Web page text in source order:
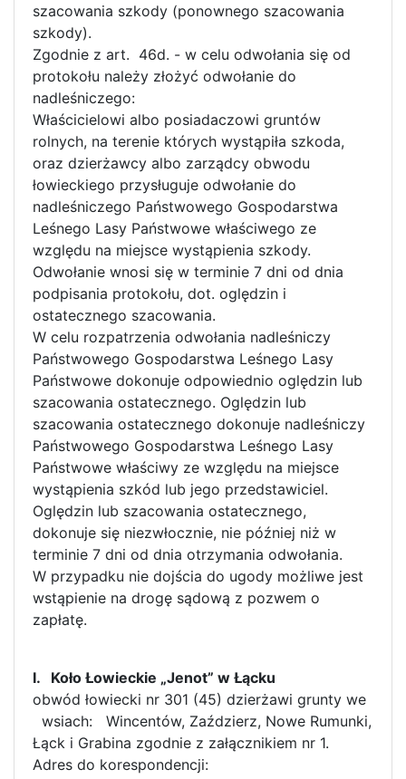
szacowania szkody (ponownego szacowania
szkody).
Zgodnie z art. 46d. - w celu odwołania się od
protokołu należy złożyć odwołanie do
nadleśniczego:
Właścicielowi albo posiadaczowi gruntów
rolnych, na terenie których wystąpiła szkoda,
oraz dzierżawcy albo zarządcy obwodu
łowieckiego przysługuje odwołanie do
nadleśniczego Państwowego Gospodarstwa
Leśnego Lasy Państwowe właściwego ze
względu na miejsce wystąpienia szkody.
Odwołanie wnosi się w terminie 7 dni od dnia
podpisania protokołu, dot. oględzin i
ostatecznego szacowania.
W celu rozpatrzenia odwołania nadleśniczy
Państwowego Gospodarstwa Leśnego Lasy
Państwowe dokonuje odpowiednio oględzin lub
szacowania ostatecznego. Oględzin lub
szacowania ostatecznego dokonuje nadleśniczy
Państwowego Gospodarstwa Leśnego Lasy
Państwowe właściwy ze względu na miejsce
wystąpienia szkód lub jego przedstawiciel.
Oględzin lub szacowania ostatecznego,
dokonuje się niezwłocznie, nie później niż w
terminie 7 dni od dnia otrzymania odwołania.
W przypadku nie dojścia do ugody możliwe jest
wstąpienie na drogę sądową z pozwem o
zapłatę.
I. Koło Łowieckie „Jenot” w Łącku
obwód łowiecki nr 301 (45) dzierżawi grunty we
wsiach: Wincentów, Zaździerz, Nowe Rumunki,
Łąck i Grabina zgodnie z załącznikiem nr 1.
Adres do korespondencji: